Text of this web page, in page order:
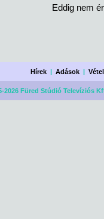
Eddig nem
Hírek |Adások |
2026 Füred Stúdió Televíziós